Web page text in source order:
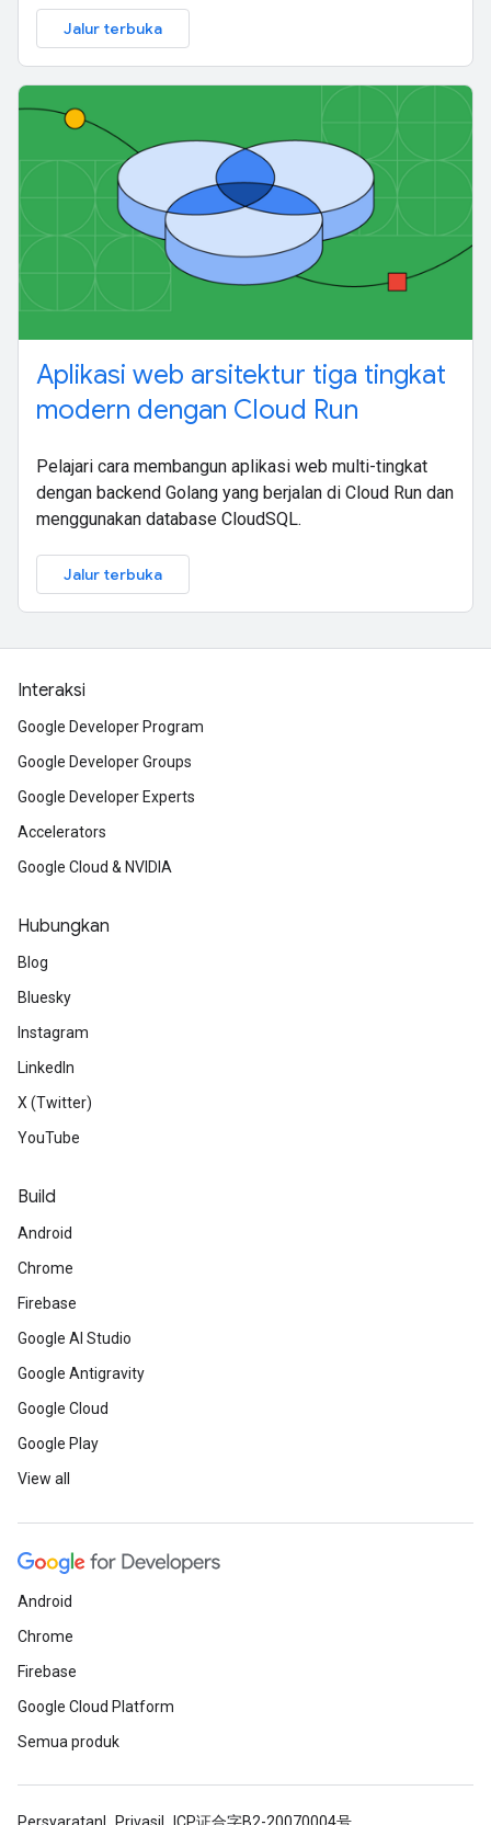
Jalur terbuka
Aplikasi web arsitektur tiga tingkat
modern dengan Cloud Run
Pelajari cara membangun aplikasi web multi-tingkat
dengan backend Golang yang berjalan di Cloud Run dan
menggunakan database CloudSQL.
Jalur terbuka
Interaksi
Google Developer Program
Google Developer Groups
Google Developer Experts
Accelerators
Google Cloud & NVIDIA
Hubungkan
Blog
Bluesky
Instagram
LinkedIn
X (Twitter)
YouTube
Build
Android
Chrome
Firebase
Google AI Studio
Google Antigravity
Google Cloud
Google Play
View all
Android
Chrome
Firebase
Google Cloud Platform
Semua produk